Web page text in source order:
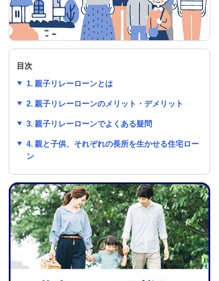
みずほ信用保証株式会社が行う保証業務につ
いて
カードローン
みずほ リ・バース60
教育ローン
ご利用中のお客さま
申込ボードログイン
ご検討中のお客さま
目次
1. 親子リレーローンとは
2. 親子リレーローンのメリット・デメリット
3. 親子リレーローンでよくある疑問
4. 親と子供、それぞれの長所を生かせる住宅ロー
ン